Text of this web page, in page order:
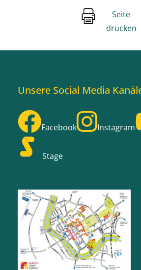
Seite
drucken
Unsere Social Media
Facebook Instagram
Stage